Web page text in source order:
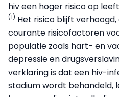
hiv een hoger risico op
(1) Het risico blijft
courante risicofactoren
populatie zoals hart- en
depressie en
verklaring is dat een hiv-
stadium wordt behandeld,